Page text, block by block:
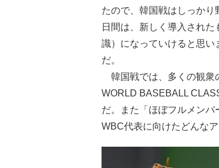
たので、韓国戦はしっか
日間は、新しく導入された
識）になっていけると思い
だ。
韓国戦では、多くの観衆
WORLD BASEBALL
だ。また「ほぼフルメンバ
WBC代表に向けたどんな